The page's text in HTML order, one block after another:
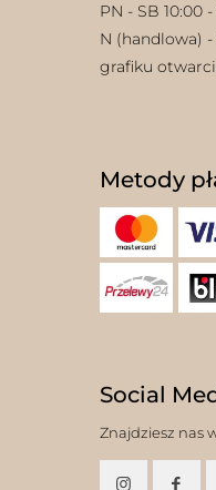
PN - SB 10:00 -
N (handlowa)
grafiku
Metody
Social
Znajdziesz nas